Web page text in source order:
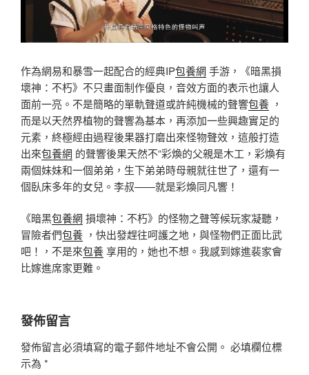
作為網易和暴雪一起配合的經典IP包養網 手游，《暗黑損
壞神：不朽》不只畫面制作優良，音效方面的表示也讓人
面前一亮。不是簡略的單軌聲道或許純機械的聲響包養 ，
而是以天然界植物的聲響為基本，再添加一些興趣實足的
元素，終極經由過程後果器打磨出來怪物聲效，這般打造
出來包養網 的聲響後果天然不“彩煥的父親是木工，彩煥有
兩個妹妹和一個弟弟，生下弟弟時母親就往世了，還有一
個臥床多年的女兒。李叔——就是彩煥同凡響！
《暗黑包養網 損壞神：不朽》的怪物之聲等候玩家凝聽，
冒險者們包養 ，快出發趕往呵護之地，與怪物們正面比武
吧！，不是來包養享用的，她也不想。我感到嫁進裴家會
比嫁進席家更難。
發佈留言
發佈留言必須填寫的電子郵件地址不會公開。 必填欄位標
示為 *